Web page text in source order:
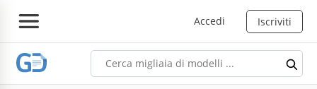
Accedi Iscriviti